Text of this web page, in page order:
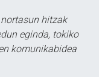
hitzak
eginda, tokiko
komunikabidea